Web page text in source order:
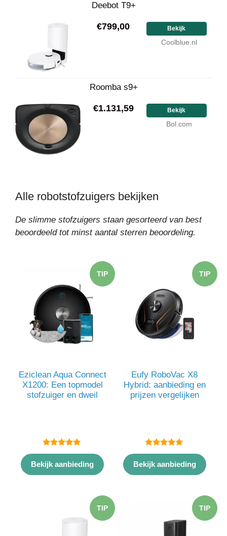
Deebot T9+
€799,00 Bekijk
Coolblue.nl
Roomba s9+
€1.131,59 Bekijk
Bol.com
Alle robotstofzuigers bekijken
De slimme stofzuigers staan gesorteerd van best
beoordeeld tot minst aantal sterren beoordeling.
TIP
Eziclean Aqua Connect
X1200: Een topmodel
stofzuiger en dweil
5.00
van 5
Bekijk aanbieding
TIP
Eufy RoboVac X8
Hybrid: aanbieding en
prijzen vergelijken
5.00
van 5
Bekijk aanbieding
TIP TIP